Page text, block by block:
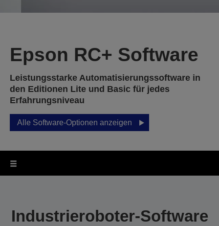
Epson RC+ Software
Leistungsstarke Automatisierungssoftware in
den Editionen Lite und Basic für jedes
Erfahrungsniveau
Alle Software-Optionen anzeigen
Industrieroboter-Software